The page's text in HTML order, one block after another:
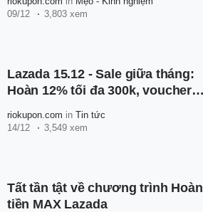
09/12
3,803 xem
Lazada 15.12 - Sale giữa tháng:
Hoàn 12% tối đa 300k, voucher
0đ
riokupon.com in Tin tức
14/12
3,549 xem
Tất tần tật về chương trình Hoàn
tiền MAX Lazada